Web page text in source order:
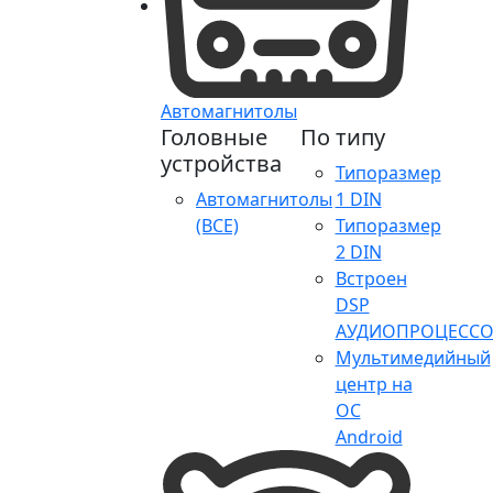
Автомагнитолы
Головные
устройства
Автомагнитолы
(ВСЕ)
По типу
Типоразмер
1 DIN
Типоразмер
2 DIN
Встроен
DSP
Мультимедийный
центр на
ОС
Android